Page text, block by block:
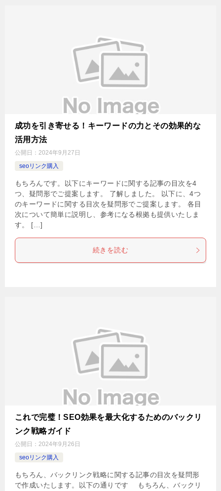
成功を引き寄せる！キーワードの力とその効果的な
活用方法
公開日： 2024年9月27日
seoリンク購入
もちろんです。以下にキーワードに関する記事の目次を4
つ、疑問形でご提案します。 了解しました。 以下に、4つ
のキーワードに関する目次を疑問形でご提案します。 各目
次について簡単に説明し、参考になる根拠も提供いたしま
す。 […]
続きを読む
これで完璧！SEO効果を最大化するためのバックリ
ンク戦略ガイド
公開日： 2024年9月26日
seoリンク購入
もちろん、バックリンク戦略に関する記事の目次を疑問形
で作成いたします。以下の通りです もちろん、バックリ